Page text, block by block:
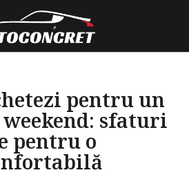
pentru un
sfaturi
pentru o